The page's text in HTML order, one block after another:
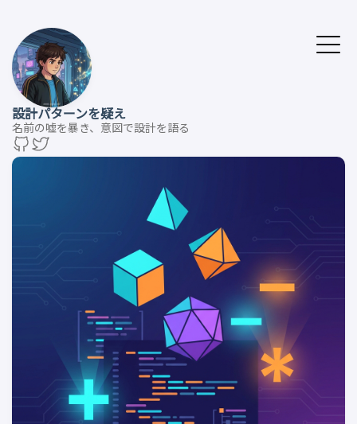
設計パターンを疑え
名前の嘘を暴き、意図で設計を語る